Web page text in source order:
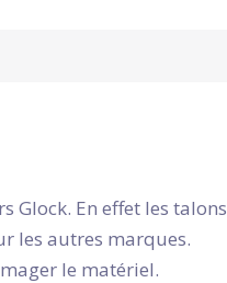
Glock. En effet les talons
les autres marques.
le matériel.